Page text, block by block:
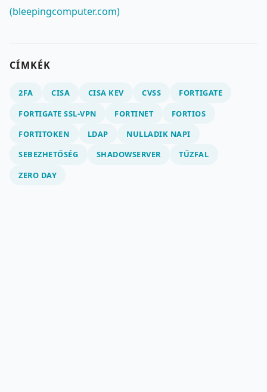
(bleepingcomputer.com)
CÍMKÉK
2FA CISA CISA KEV CVSS
FORTIGATE
FORTIGATE SSL-VPN
FORTINET
FORTIOS
FORTITOKEN
LDAP
NULLADIK NAPI
SEBEZHETŐSÉG
SHADOWSERVER
TŰZFAL
ZERO DAY